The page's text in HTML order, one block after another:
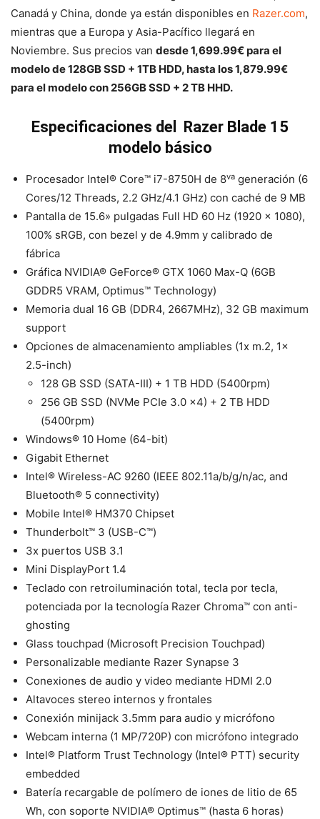
Canadá y China, donde ya están disponibles en Razer.com,
mientras que a Europa y Asia-Pacífico llegará en
Noviembre. Sus precios van desde 1,699.99€ para el
modelo de 128GB SSD + 1TB HDD, hasta los 1,879.99€
para el modelo con 256GB SSD + 2 TB HHD.
Especificaciones del Razer Blade 15
modelo básico
Procesador Intel® Core™ i7-8750H de 8va generación (6
Cores/12 Threads, 2.2 GHz/4.1 GHz) con caché de 9 MB
Pantalla de 15.6» pulgadas Full HD 60 Hz (1920 x 1080),
100% sRGB, con bezel y de 4.9mm y calibrado de
fábrica
Gráfica NVIDIA® GeForce® GTX 1060 Max-Q (6GB
GDDR5 VRAM, Optimus™ Technology)
Memoria dual 16 GB (DDR4, 2667MHz), 32 GB maximum
support
Opciones de almacenamiento ampliables (1x m.2, 1x
2.5-inch)
128 GB SSD (SATA-III) + 1 TB HDD (5400rpm)
256 GB SSD (NVMe PCIe 3.0 x4) + 2 TB HDD
(5400rpm)
Windows® 10 Home (64-bit)
Gigabit Ethernet
Intel® Wireless-AC 9260 (IEEE 802.11a/b/g/n/ac, and
Bluetooth® 5 connectivity)
Mobile Intel® HM370 Chipset
Thunderbolt™ 3 (USB-C™)
3x puertos USB 3.1
Mini DisplayPort 1.4
Teclado con retroiluminación total, tecla por tecla,
potenciada por la tecnología Razer Chroma™ con anti-
ghosting
Glass touchpad (Microsoft Precision Touchpad)
Personalizable mediante Razer Synapse 3
Conexiones de audio y video mediante HDMI 2.0
Altavoces stereo internos y frontales
Conexión minijack 3.5mm para audio y micrófono
Webcam interna (1 MP/720P) con micrófono integrado
Intel® Platform Trust Technology (Intel® PTT) security
embedded
Batería recargable de polímero de iones de litio de 65
Wh, con soporte NVIDIA® Optimus™ (hasta 6 horas)